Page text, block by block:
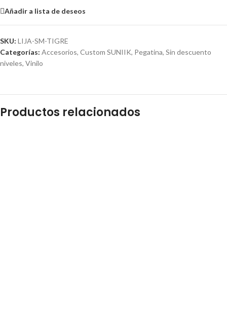
Añadir a lista de deseos
SKU: LIJA-SM-TIGRE
Categorías: Accesorios, Custom SUNIIK, Pegatina, Sin descuento
niveles, Vinilo
Productos relacionados